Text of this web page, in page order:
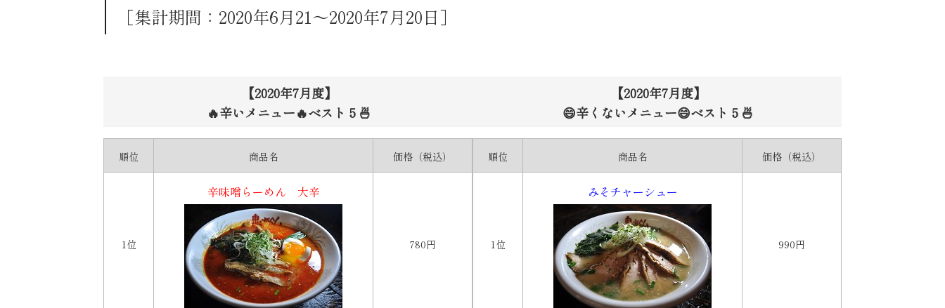
［集計期間：2020年6月21～2020年7月20日］
【2020年7月度】
🔥辛いメニュー🔥ベスト５🍜
順位 商品名 価格（税込）
1位
辛味噌らーめん 大辛
780円
【2020年7月度】
😄辛くないメニュー😄ベスト５🍜
順位 商品名 価格（税込）
1位
みそチャーシュー
990円